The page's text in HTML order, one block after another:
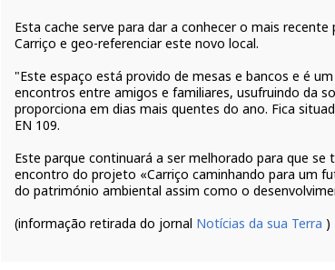
Esta cache serve para dar a conhecer o mais
Carriço e geo-referenciar este novo local.
"Este espaço está provido de mesas e bancos e é
encontros entre amigos e familiares, usufruindo da
proporciona em dias mais quentes do ano. Fica
EN 109.
Este parque continuará a ser melhorado para que
encontro do projeto «Carriço caminhando para um
do património ambiental assim como o
(informação retirada do jornal Notícias da sua Terra )